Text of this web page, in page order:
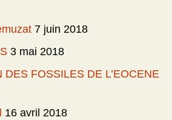
7 juin 2018
3 mai 2018
DES FOSSILES DE L’EOCENE
16 avril 2018